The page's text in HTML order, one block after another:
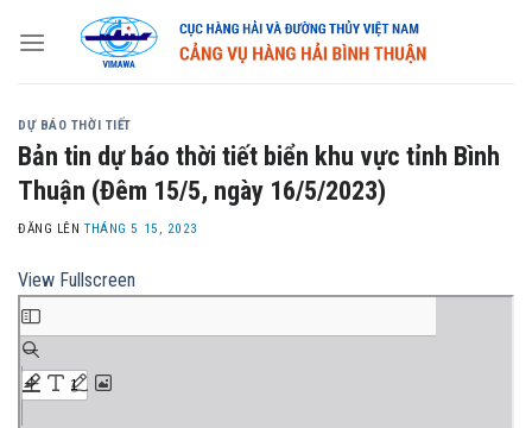
DỰ BÁO THỜI TIẾT
Bản tin dự báo thời tiết biển khu vực tỉnh Bình
Thuận (Đêm 15/5, ngày 16/5/2023)
ĐĂNG LÊNTHÁNG 5 15, 2023
View Fullscreen